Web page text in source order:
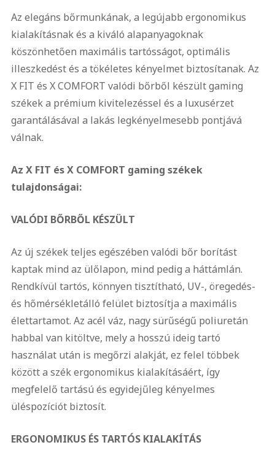
Az elegáns bőrmunkának, a legújabb ergonomikus
kialakításnak és a kiváló alapanyagoknak
köszönhetően maximális tartósságot, optimális
illeszkedést és a tökéletes kényelmet biztosítanak. Az
X FIT és X COMFORT valódi bőrből készült gaming
székek a prémium kivitelezéssel és a luxusérzet
garantálásával a lakás legkényelmesebb pontjává
válnak.
Az X FIT és X COMFORT gaming székek
tulajdonságai:
VALÓDI BŐRBŐL KÉSZÜLT
Az új székek teljes egészében valódi bőr borítást
kaptak mind az ülőlapon, mind pedig a háttámlán.
Rendkívül tartós, könnyen tisztítható, UV-, öregedés-
és hőmérsékletálló felület biztosítja a maximális
élettartamot. Az acél váz, nagy sürűségű poliuretán
habbal van kitöltve, mely a hosszú ideig tartó
használat után is megőrzi alakját, ez felel többek
között a szék ergonomikus kialakításáért, így
megfelelő tartású és egyidejűleg kényelmes
üléspozíciót biztosít.
ERGONOMIKUS ÉS TARTÓS KIALAKÍTÁS